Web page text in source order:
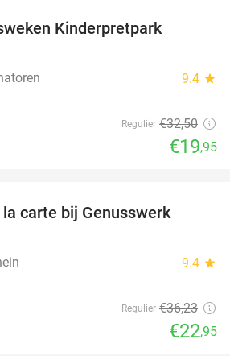
Kinderpretpark
9.4 star
Regulier €32,50
€19,95
carte bij Genusswerk
9.4 star
Regulier €36,23
€22,95